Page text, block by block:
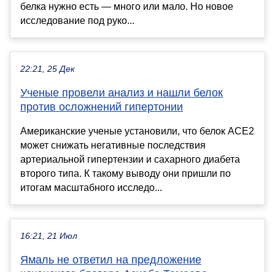
белка нужно есть — много или мало. Но новое
исследование под руко...
22:21, 25 Дек
Ученые провели анализ и нашли белок
против осложнений гипертонии
Американские ученые установили, что белок ACE2
может снижать негативные последствия
артериальной гипертензии и сахарного диабета
второго типа. К такому выводу они пришли по
итогам масштабного исследо...
16:21, 21 Июл
Ямаль не ответил на предложение